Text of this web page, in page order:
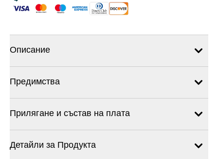
Описание
Предимства
Прилягане и състав на плата
Детайли за Продукта